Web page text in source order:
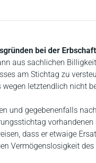
bei der
aus sachlichen
am Stichtag zu
letztendlich nicht
und gegebenenfalls
dass er etwaige
Vermögenslosigkeit